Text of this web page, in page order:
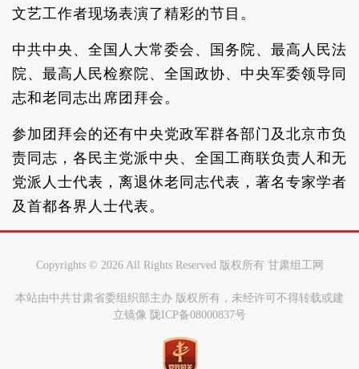
文艺工作者现场表演了精彩的节目。
中共中央、全国人大常委会、国务院、最高人民法
院、最高人民检察院、全国政协、中央军委领导同
志和老同志出席团拜会。
参加团拜会的还有中央党政军群各部门及北京市负
责同志，各民主党派中央、全国工商联负责人和无
党派人士代表，离退休老同志代表，著名专家学者
及首都各界人士代表。
Copyrights © 2026 All Rights Reserved 版权所有 甘肃组工网
本站由中共甘肃省委组织部主办 版权所有，未经许可不得转载或建
立镜像 陇ICP备08000837号